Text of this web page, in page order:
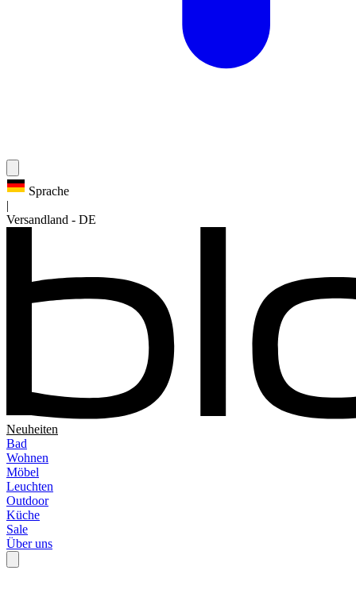
Sprache
Versandland - DE
Neuheiten
Bad
Wohnen
Möbel
Leuchten
Outdoor
Küche
Sale
Über uns